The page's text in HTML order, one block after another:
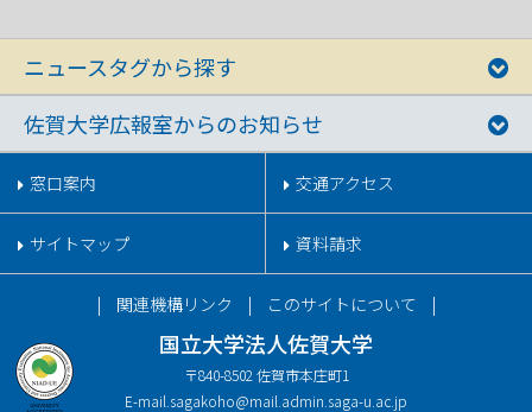
ニュースタグから探す
佐賀大学広報室からのお知らせ
窓口案内 交通アクセス
サイトマップ 資料請求
国立大学法人佐賀大学
〒840-8502 佐賀市本庄町1
E-mail. sagakoho@mail.admin.saga-u.ac.jp
関連機構リンク このサイトについて